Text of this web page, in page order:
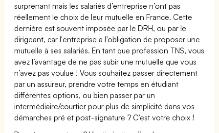
surprenant mais les salariés d’entreprise n’ont pas
réellement le choix de leur mutuelle en France. Cette
dernière est souvent imposée par le DRH, ou par le
dirigeant, car l'entreprise a l’obligation de proposer une
mutuelle à ses salariés. En tant que profession TNS, vous
avez l’avantage de ne pas subir une mutuelle que vous
n’avez pas voulue ! Vous souhaitez passer directement
par un assureur, prendre votre temps en étudiant
différentes options, ou bien passer par un
intermédiaire/courtier pour plus de simplicité dans vos
démarches pré et post-signature ? C’est votre choix !